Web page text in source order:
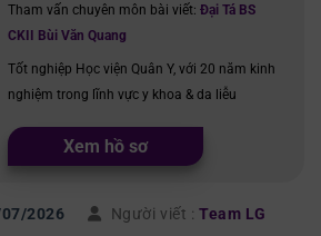
Tham vấn chuyên môn bài viết: Đại Tá BS
CKII Bùi Văn Quang
Tốt nghiệp Học viện Quân Y, với 20 năm kinh
nghiệm trong lĩnh vực y khoa & da liễu
Xem hồ sơ
2026 Người viết : Team LG